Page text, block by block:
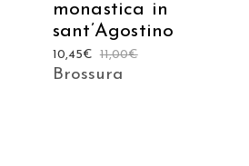
monastica in
sant’Agostino
11,00€
10,45€
Brossura